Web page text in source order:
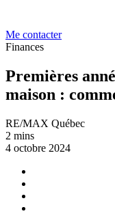
Me contacter
Finances
Premières
maison :
RE/MAX Québec
2 mins
4 octobre 2024